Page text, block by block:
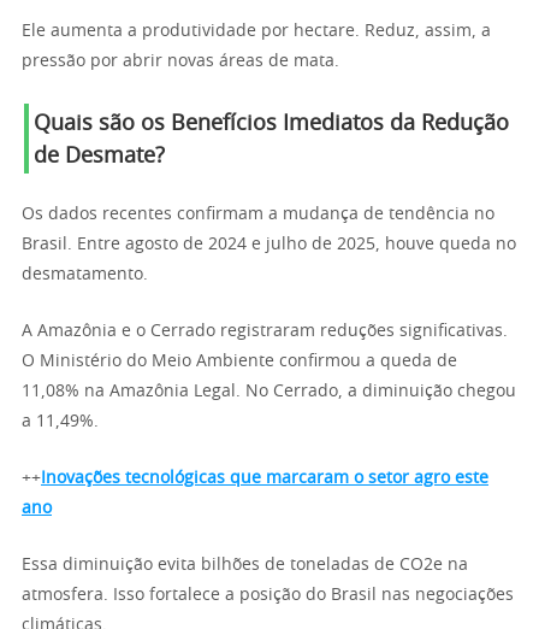
Ele aumenta a produtividade por hectare. Reduz, assim, a
pressão por abrir novas áreas de mata.
Quais são os Benefícios Imediatos da Redução
de Desmate?
Os dados recentes confirmam a mudança de tendência no
Brasil. Entre agosto de 2024 e julho de 2025, houve queda no
desmatamento.
A Amazônia e o Cerrado registraram reduções significativas.
O Ministério do Meio Ambiente confirmou a queda de
11,08% na Amazônia Legal. No Cerrado, a diminuição chegou
a 11,49%.
++ Inovações tecnológicas que marcaram o setor agro este
ano
Essa diminuição evita bilhões de toneladas de CO2e na
atmosfera. Isso fortalece a posição do Brasil nas negociações
climáticas.